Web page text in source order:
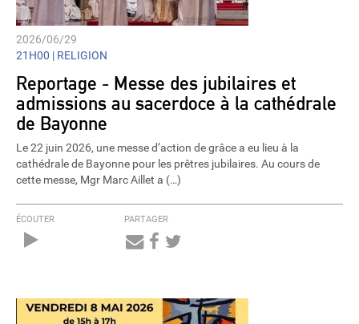
2026/06/29
21H00 | RELIGION
Reportage - Messe des jubilaires et
admissions au sacerdoce à la cathédrale
de Bayonne
Le 22 juin 2026, une messe d’action de grâce a eu lieu à la
cathédrale de Bayonne pour les prêtres jubilaires. Au cours de
cette messe, Mgr Marc Aillet a (…)
ÉCOUTER PARTAGER